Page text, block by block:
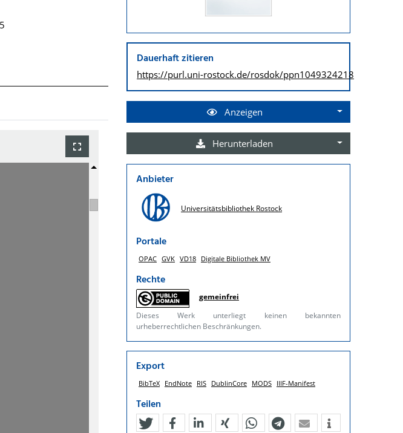
Dauerhaft zitieren
https://purl.uni-rostock.de/rosdok/ppn1049324218
Anzeigen
Herunterladen
Anbieter
Universitätsbibliothek Rostock
Portale
OPAC GVK VD18 Digitale Bibliothek MV
Rechte
gemeinfrei
Dieses Werk unterliegt keinen bekannten
urheberrechtlichen Beschränkungen.
Export
BibTeX EndNote RIS DublinCore MODS IIIF-Manifest
Teilen